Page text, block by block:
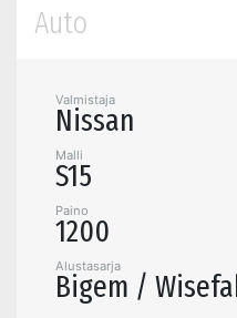
Auto
Valmistaja
Nissan
Malli
S15
Paino
1200
Alustasarja
Bigem /